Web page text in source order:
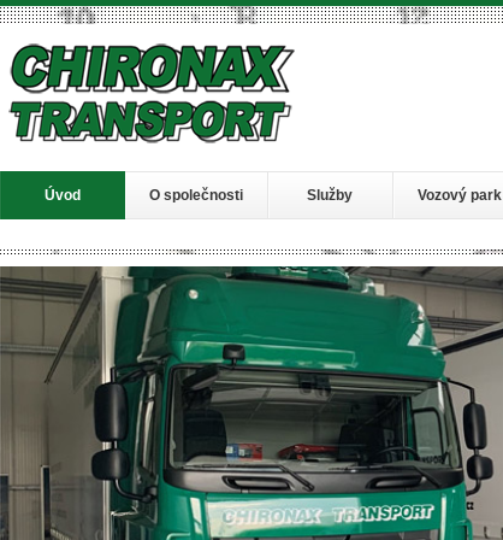
Úvod O společnosti Služby Vozový park